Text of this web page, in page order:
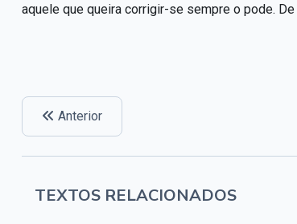
aquele que queira corrigir-se sempre o pode.
Anterior
TEXTOS RELACIONADOS